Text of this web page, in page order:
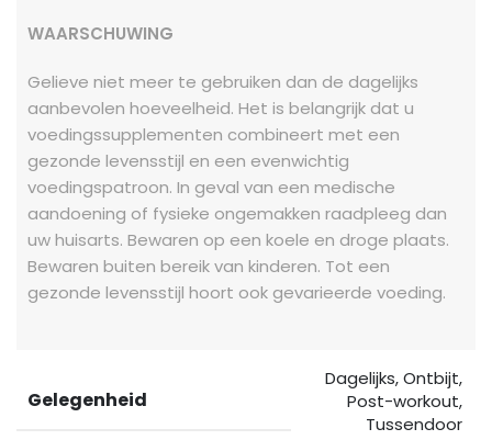
WAARSCHUWING
Gelieve niet meer te gebruiken dan de dagelijks
aanbevolen hoeveelheid. Het is belangrijk dat u
voedingssupplementen combineert met een
gezonde levensstijl en een evenwichtig
voedingspatroon. In geval van een medische
aandoening of fysieke ongemakken raadpleeg dan
uw huisarts. Bewaren op een koele en droge plaats.
Bewaren buiten bereik van kinderen. Tot een
gezonde levensstijl hoort ook gevarieerde voeding.
Gelegenheid
Dagelijks,Ontbijt,
Post-workout,
Tussendoor